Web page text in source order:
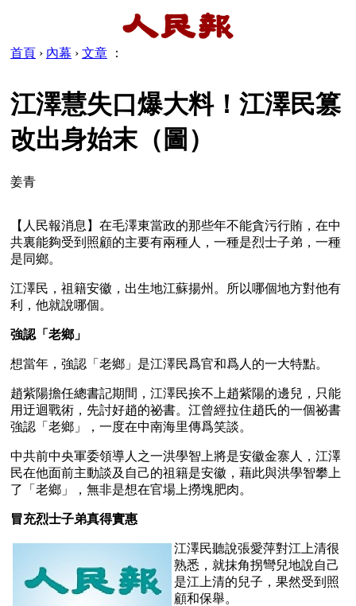
首頁 › 內幕 › 文章 ：
江澤慧失口爆大料！江澤民篡
改出身始末（圖）
姜青
【人民報消息】在毛澤東當政的那些年不能貪污行賄，在中
共裏能夠受到照顧的主要有兩種人，一種是烈士子弟，一種
是同鄉。
江澤民，祖籍安徽，出生地江蘇揚州。所以哪個地方對他有
利，他就說哪個。
強認「老鄉」
想當年，強認「老鄉」是江澤民爲官和爲人的一大特點。
趙紫陽擔任總書記期間，江澤民挨不上趙紫陽的邊兒，只能
用迂迴戰術，先討好趙的祕書。江曾經拉住趙氏的一個祕書
強認「老鄉」，一度在中南海里傳爲笑談。
中共前中央軍委領導人之一洪學智上將是安徽金寨人，江澤
民在他面前主動談及自己的祖籍是安徽，藉此與洪學智攀上
了「老鄉」，無非是想在官場上撈塊肥肉。
冒充烈士子弟真得實惠
江澤民聽說張愛萍對江上清很
熟悉，就抹角拐彎兒地說自己
是江上清的兒子，果然受到照
顧和保舉。